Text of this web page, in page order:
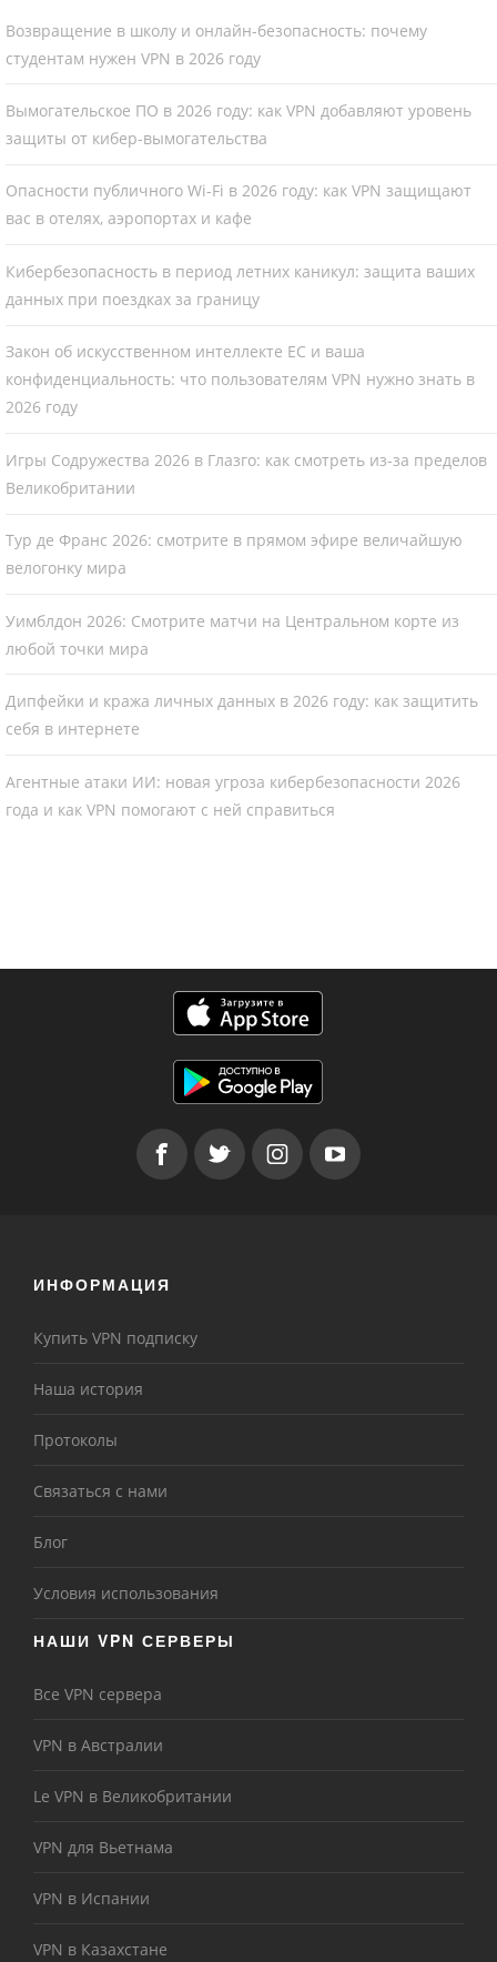
Возвращение в школу и онлайн-безопасность: почему
студентам нужен VPN в 2026 году
Вымогательское ПО в 2026 году: как VPN добавляют уровень
защиты от кибер-вымогательства
Опасности публичного Wi-Fi в 2026 году: как VPN защищают
вас в отелях, аэропортах и кафе
Кибербезопасность в период летних каникул: защита ваших
данных при поездках за границу
Закон об искусственном интеллекте ЕС и ваша
конфиденциальность: что пользователям VPN нужно знать в
2026 году
Игры Содружества 2026 в Глазго: как смотреть из-за пределов
Великобритании
Тур де Франс 2026: смотрите в прямом эфире величайшую
велогонку мира
Уимблдон 2026: Смотрите матчи на Центральном корте из
любой точки мира
Дипфейки и кража личных данных в 2026 году: как защитить
себя в интернете
Агентные атаки ИИ: новая угроза кибербезопасности 2026
года и как VPN помогают с ней справиться
ИНФОРМАЦИЯ
Купить VPN подписку
Наша история
Протоколы
Связаться с нами
Блог
Условия использования
НАШИ VPN СЕРВЕРЫ
Все VPN сервера
VPN в Австралии
Le VPN в Великобритании
VPN для Вьетнама
VPN в Испании
VPN в Казахстане